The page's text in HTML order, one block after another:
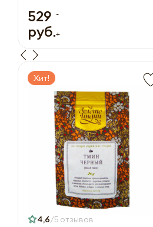
529
руб.
-
+
Хит!
4,6 5 отзывов